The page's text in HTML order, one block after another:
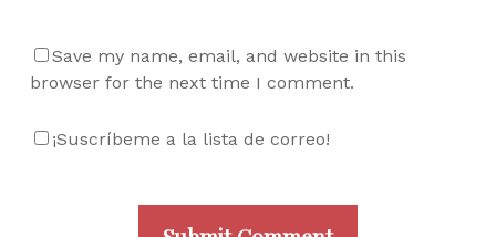
Save my name, email, and website in this
browser for the next time I comment.
¡Suscríbeme a la lista de correo!